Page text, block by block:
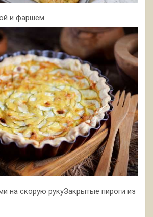
и фаршем
на скорую рукуЗакрытые пироги из